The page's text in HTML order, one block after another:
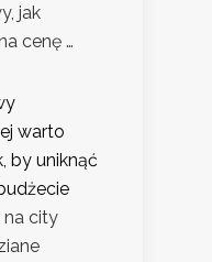
jak
cenę …
warto
by uniknąć
na city